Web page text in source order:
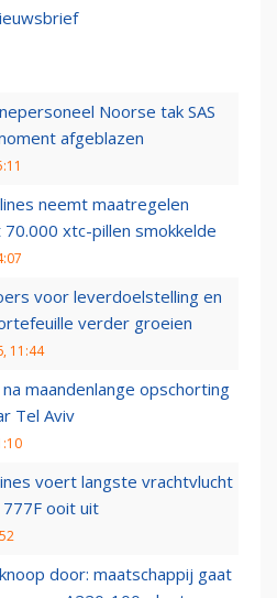
Noorse tak SAS
afgeblazen
neemt maatregelen
xtc-pillen smokkelde
voor leverdoelstelling en
verder groeien
11:44
maandenlange opschorting
Tel Aviv
voert langste vrachtvlucht
ooit uit
door: maatschappij gaat